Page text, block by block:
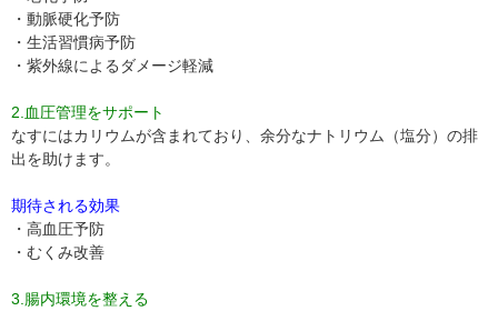
・動脈硬化予防
・生活習慣病予防
・紫外線によるダメージ軽減
2.血圧管理をサポート
なすにはカリウムが含まれており、余分なナトリウム（塩分）の排
出を助けます。
期待される効果
・高血圧予防
・むくみ改善
3.腸内環境を整える